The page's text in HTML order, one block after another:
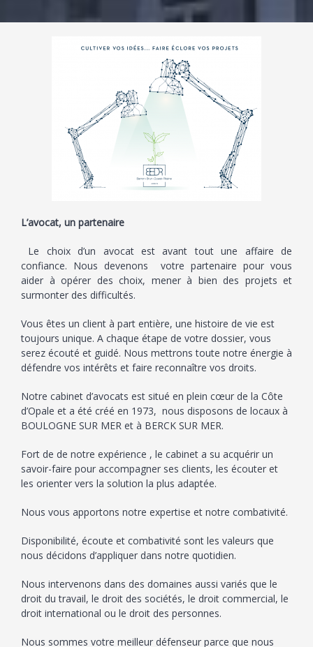
L’avocat, un partenaire
Le choix d’un avocat est avant tout une affaire de
confiance. Nous devenons votre partenaire pour vous
aider à opérer des choix, mener à bien des projets et
surmonter des difficultés.
Vous êtes un client à part entière, une histoire de vie est
toujours unique. A chaque étape de votre dossier, vous
serez écouté et guidé. Nous mettrons toute notre énergie à
défendre vos intérêts et faire reconnaître vos droits.
Notre cabinet d’avocats est situé en plein cœur de la Côte
d’Opale et a été créé en 1973, nous disposons de locaux à
BOULOGNE SUR MER et à BERCK SUR MER.
Fort de de notre expérience , le cabinet a su acquérir un
savoir-faire pour accompagner ses clients, les écouter et
les orienter vers la solution la plus adaptée.
Nous vous apportons notre expertise et notre combativité.
Disponibilité, écoute et combativité sont les valeurs que
nous décidons d’appliquer dans notre quotidien.
Nous intervenons dans des domaines aussi variés que le
droit du travail, le droit des sociétés, le droit commercial, le
droit international ou le droit des personnes.
Nous sommes votre meilleur défenseur parce que nous